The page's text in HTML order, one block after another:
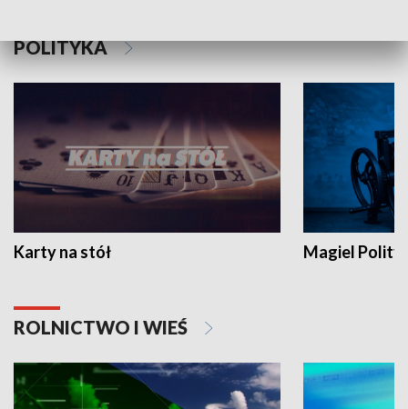
POLITYKA
Karty na stół Magiel
ROLNICTWO I WIEŚ